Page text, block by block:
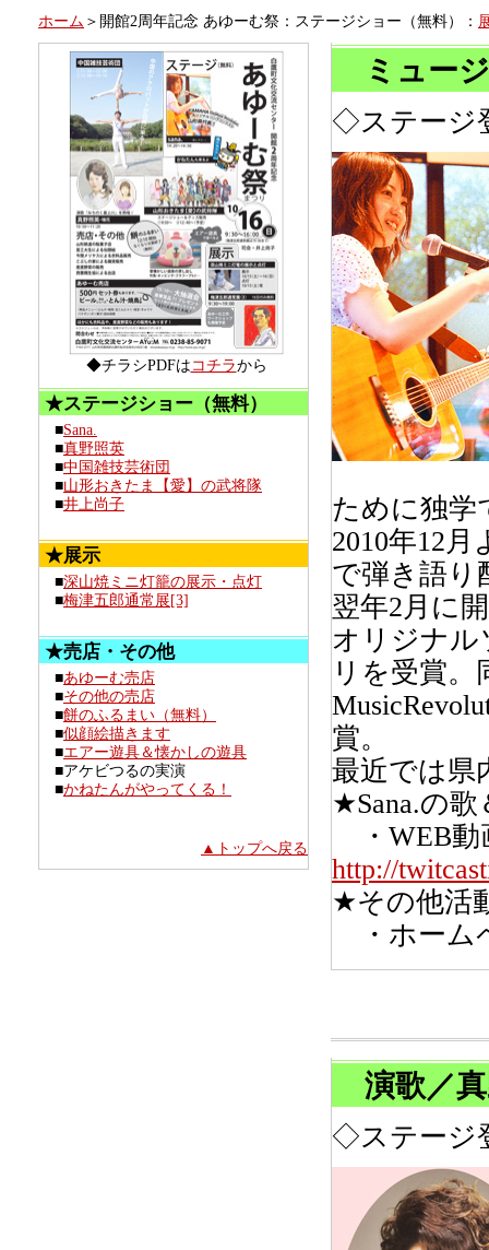
ホーム ＞開館2周年記念 あゆーむ祭：ステージショー（無料）：
◆チラシPDFはコチラから
★ステージショー（無料）
■Sana.
■真野照英
■中国雑技芸術団
■山形おきたま【愛】の武将隊
■井上尚子
★展示
■深山焼ミニ灯籠の展示・点灯
■梅津五郎通常展[3]
★売店・その他
■あゆーむ売店
■その他の売店
■餅のふるまい（無料）
■似顔絵描きます
■エアー遊具＆懐かしの遊具
■アケビつるの実演
■かねたんがやってくる！
▲トップへ戻る
ミュー
◇ステージ
ために独学
2010年12
で弾き語り
翌年2月に
オリジナル
リを受賞。
賞。
最近では県
★Sana.の
・WEB動
http://
★その他活
・ホーム
演歌／
◇ステージ